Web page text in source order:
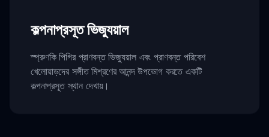
কল্পনাপ্রসূত ভিজ্যুয়াল
স্প্রুণকি পিগির প্রাণবন্ত ভিজ্যুয়াল এবং প্রাণবন্ত পরিবেশ
খেলোয়াড়দের সঙ্গীত মিশ্রণের আনন্দ উপভোগ করতে একটি
কল্পনাপ্রসূত স্থান দেখায়।